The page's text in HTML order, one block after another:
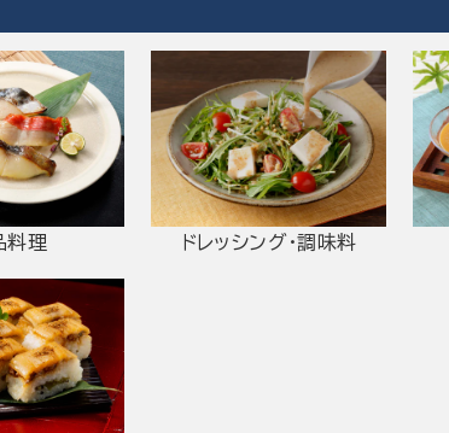
料理 ドレッシング・調味料